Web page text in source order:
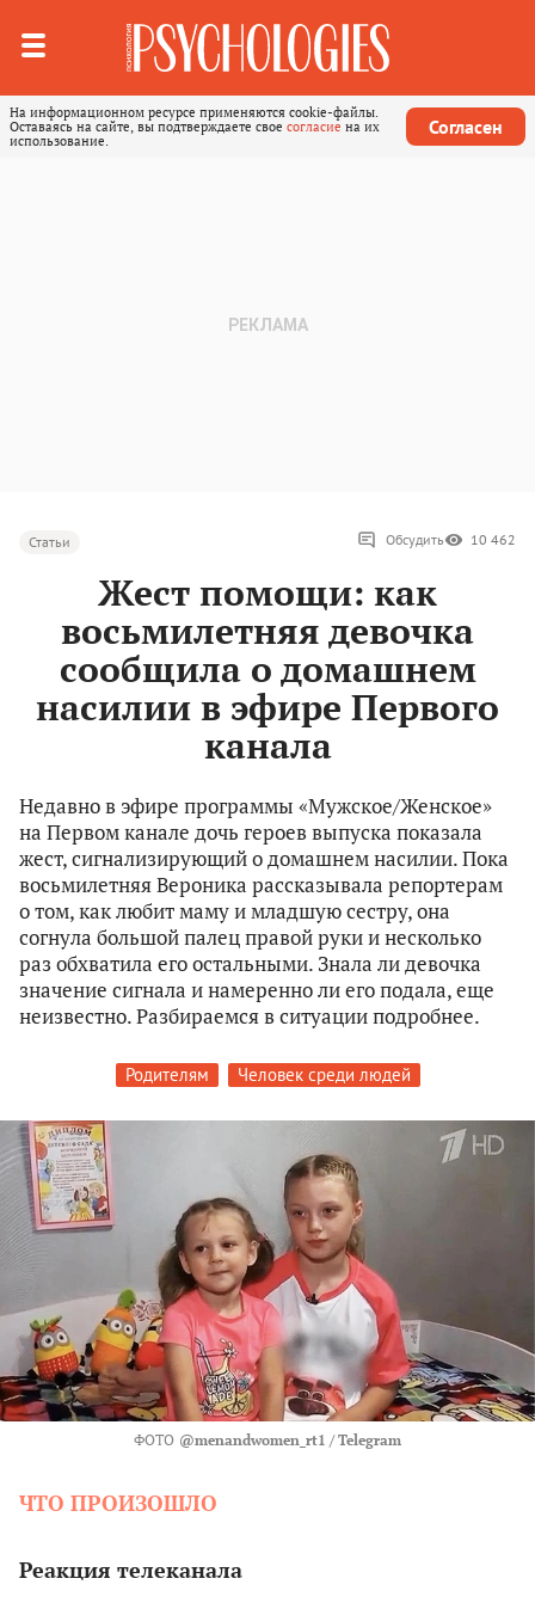
На информационном ресурсе применяются cookie-файлы.
Оставаясь на сайте, вы подтверждаете свое согласие на их
использование.
Согласен
Статьи Обсудить 10 462
Жест помощи: как
восьмилетняя девочка
сообщила о домашнем
насилии в эфире Первого
канала
Недавно в эфире программы «Мужское/Женское»
на Первом канале дочь героев выпуска показала
жест, сигнализирующий о домашнем насилии. Пока
восьмилетняя Вероника рассказывала репортерам
о том, как любит маму и младшую сестру, она
согнула большой палец правой руки и несколько
раз обхватила его остальными. Знала ли девочка
значение сигнала и намеренно ли его подала, еще
неизвестно. Разбираемся в ситуации подробнее.
Родителям Человек среди людей
ФОТО @menandwomen_rt1 / Telegram
ЧТО ПРОИЗОШЛО
Реакция телеканала